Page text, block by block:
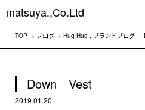
matsuya.,Co.Ltd
ブログ Hug Hug , ブランドブログ
Down Vest
2019.01.20